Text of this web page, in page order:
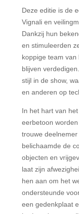
Deze editie is de
Vignali en
Dankzij hun
en stimuleerden
koppige team
blijven
stijl in de show,
en anderen op
In het hart van
eerbetoon
trouwe
belichaamde de
objecten en
laat zijn
hen aan om het
ondersteunde
een gedenkplaat